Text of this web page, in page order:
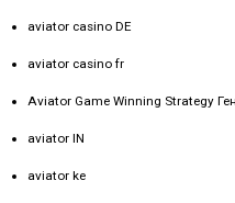
aviator casino DE
aviator casino fr
Aviator Game Winning Strategy
aviator IN
aviator ke